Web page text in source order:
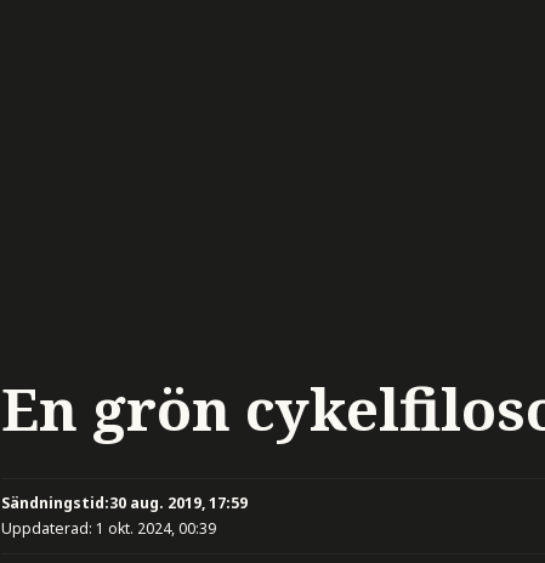
En grön
Sändningstid:30 aug. 2019, 17:59
Uppdaterad: 1 okt. 2024, 00:39